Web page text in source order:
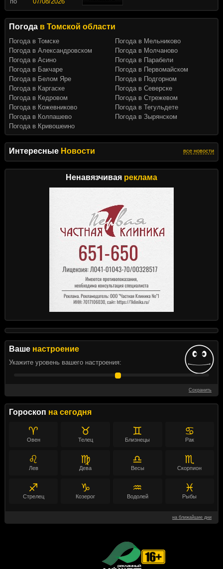
Интересные Новости все новости
Ненавязчивая реклама
Ваше настроение
Укажите уровень вашего настроения:
Сохранить
Гороскоп на сегодня
♈
Овен
♉
Телец
♊
Близнецы
♋
Рак
♌
Лев
♍
Дева
♎
Весы
♏
Скорпион
♐
Стрелец
♑
Козерог
♒
Водолей
♓
Рыбы
на ближайшие дни
Погода в Томской области
Погода в Томске
Погода в Александровском
Погода в Асино
Погода в Бакчаре
Погода в Белом Яре
Погода в Каргаске
Погода в Кедровом
Погода в Кожевниково
Погода в Колпашево
Погода в Кривошеино
Погода в Мельниково
Погода в Молчаново
Погода в Парабели
Погода в Первомайском
Погода в Подгорном
Погода в Северске
Погода в Стрежевом
Погода в Тегульдете
Погода в Зырянском